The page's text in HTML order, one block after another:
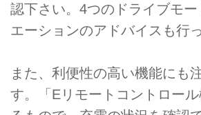
認下さい。4つのドライブモー
エーションのアドバイスも行
また、利便性の高い機能にも
す。「Eリモートコントロー